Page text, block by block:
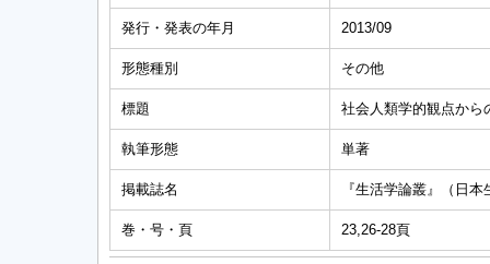
発行・発表の年月 2013/09
形態種別 その他
標題 社会人類学的観点から
執筆形態 単著
掲載誌名 『生活学論叢』（日
巻・号・頁 23,26-28頁